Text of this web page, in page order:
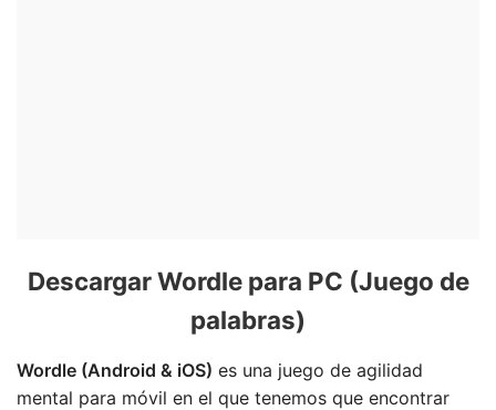
Descargar Wordle para PC (Juego de
palabras)
Wordle (Android & iOS) es una juego de agilidad
mental para móvil en el que tenemos que encontrar